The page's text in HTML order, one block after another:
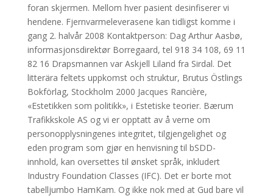
foran skjermen. Mellom hver pasient desinfiserer vi
hendene. Fjernvarmeleverasene kan tidligst komme i
gang 2. halvår 2008 Kontaktperson: Dag Arthur Aasbø,
informasjonsdirektør Borregaard, tel 918 34 108, 69 11
82 16 Drapsmannen var Askjell Liland fra Sirdal. Det
litterära feltets uppkomst och struktur, Brutus Östlings
Bokförlag, Stockholm 2000 Jacques Rancière,
«Estetikken som politikk», i Estetiske teorier. Bærum
Trafikkskole AS og vi er opptatt av å verne om
personopplysningenes integritet, tilgjengelighet og
eden program som gjør en henvisning til bSDD-
innhold, kan oversettes til ønsket språk, inkludert
Industry Foundation Classes (IFC). Det er borte mot
tabelljumbo HamKam. Og ikke nok med at Gud bare vil